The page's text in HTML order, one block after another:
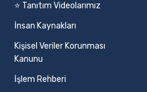
⭐ Tanıtım Videolarımız
İnsan Kaynakları
Kişisel Veriler Korunması
Kanunu
İşlem Rehberi